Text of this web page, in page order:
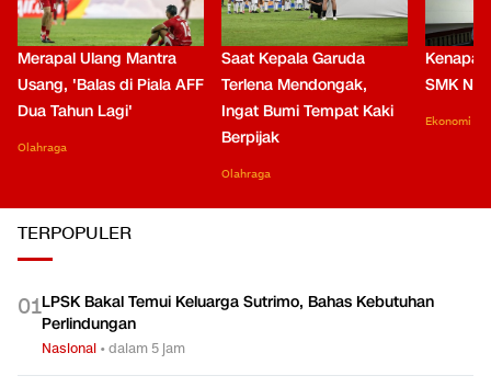
Merapal Ulang Mantra
Usang, 'Balas di Piala AFF
Dua Tahun Lagi'
Olahraga
Saat Kepala Garuda
Terlena Mendongak,
Ingat Bumi Tempat Kaki
Berpijak
Olahraga
Kenapa
SMK
Ekonomi
TERPOPULER
01LPSK Bakal Temui Keluarga Sutrimo, Bahas Kebutuhan
Perlindungan
Nasional •dalam 5 jam